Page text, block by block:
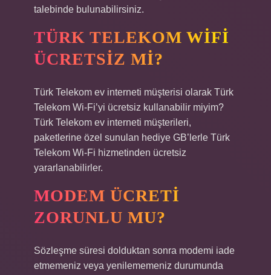
talebinde bulunabilirsiniz.
TÜRK TELEKOM WIFI
ÜCRETSIZ MI?
Türk Telekom ev interneti müşterisi olarak Türk
Telekom Wi-Fi’yi ücretsiz kullanabilir miyim?
Türk Telekom ev interneti müşterileri,
paketlerine özel sunulan hediye GB’lerle Türk
Telekom Wi-Fi hizmetinden ücretsiz
yararlanabilirler.
MODEM ÜCRETI
ZORUNLU MU?
Sözleşme süresi dolduktan sonra modemi iade
etmemeniz veya yenilememeniz durumunda